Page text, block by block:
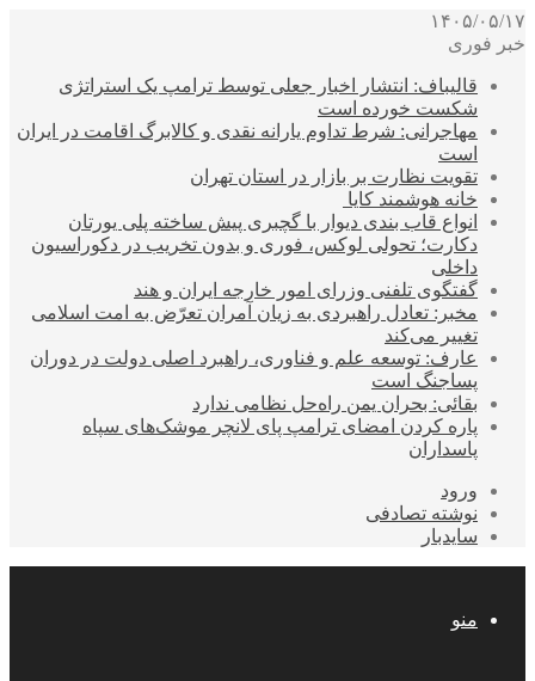
۱۴۰۵/۰۵/۱۷
خبر فوری
قالیباف: انتشار اخبار جعلی توسط ترامپ یک استراتژی
شکست خورده است
مهاجرانی: شرط تداوم یارانه نقدی و کالابرگ اقامت در ایران
است
تقویت نظارت بر بازار در استان تهران
خانه هوشمند کایا
انواع قاب بندی دیوار با گچبری پیش ساخته پلی یورتان
دکارت؛ تحولی لوکس، فوری و بدون تخریب در دکوراسیون
داخلی
گفتگوی تلفنی وزرای امور خارجه ایران و هند
مخبر: تعادل راهبردی به زیان آمران تعرّض به امت اسلامی
تغییر می‌کند
عارف: توسعه علم و فناوری، راهبرد اصلی دولت در دوران
پساجنگ است
بقائی: بحران یمن راه‌حل نظامی ندارد
پاره کردن امضای ترامپ پای لانچر موشک‌های سپاه
پاسداران
ورود
نوشته تصادفی
سایدبار
منو